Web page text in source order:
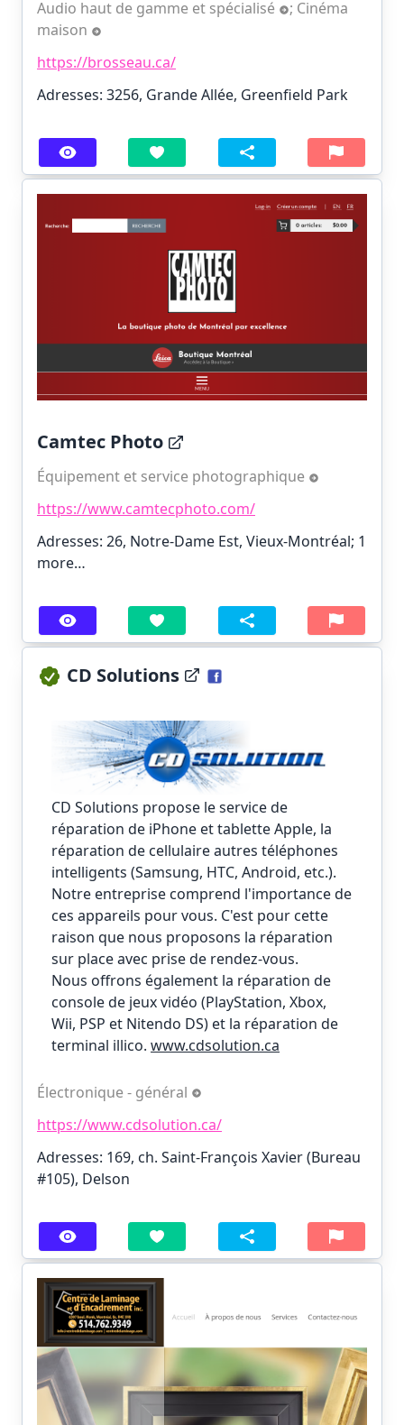
Audio haut de gamme et spécialisé ; Cinéma
maison
https://brosseau.ca/
Adresses: 3256, Grande Allée, Greenfield Park
Camtec Photo
Équipement et service photographique
https://www.camtecphoto.com/
Adresses: 26, Notre-Dame Est, Vieux-Montréal; 1
more…
CD Solutions
CD Solutions propose le service de
réparation de iPhone et tablette Apple, la
réparation de cellulaire autres téléphones
intelligents (Samsung, HTC, Android, etc.).
Notre entreprise comprend l'importance de
ces appareils pour vous. C'est pour cette
raison que nous proposons la réparation
sur place avec prise de rendez-vous.
Nous offrons également la réparation de
console de jeux vidéo (PlayStation, Xbox,
Wii, PSP et Nitendo DS) et la réparation de
terminal illico. www.cdsolution.ca
Électronique - général
https://www.cdsolution.ca/
Adresses: 169, ch. Saint-François Xavier (Bureau
#105), Delson